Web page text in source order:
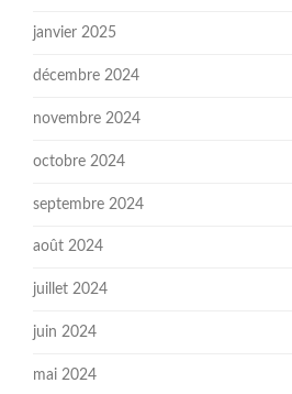
janvier 2025
décembre 2024
novembre 2024
octobre 2024
septembre 2024
août 2024
juillet 2024
juin 2024
mai 2024